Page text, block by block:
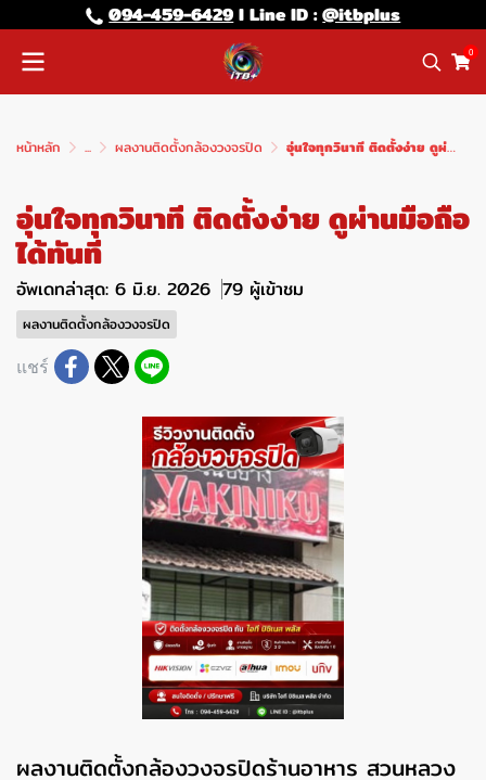
094-459-6429l Line lD :@itbplus
0
หน้าหลัก ... ผลงานติดตั้งกล้องวงจรปิด อุ่นใจทุกวินาที ติดตั้งง่าย ดูผ่านมือถือได้ทันที
อุ่นใจทุกวินาที ติดตั้งง่าย ดูผ่านมือถือ
ได้ทันที
อัพเดทล่าสุด: 6 มิ.ย. 2026 79 ผู้เข้าชม
ผลงานติดตั้งกล้องวงจรปิด
แชร์
ผลงานติดตั้งกล้องวงจรปิดร้านอาหาร สวนหลวง